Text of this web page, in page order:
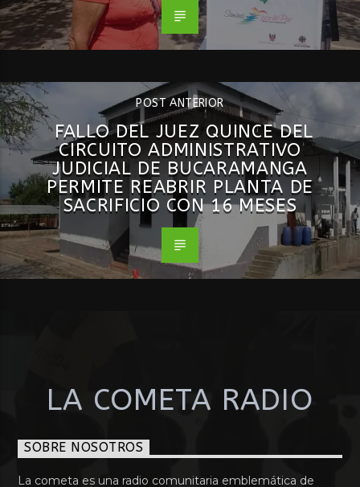
POST ANTERIOR
FALLO DEL JUEZ QUINCE DEL
CIRCUITO ADMINISTRATIVO
JUDICIAL DE BUCARAMANGA
PERMITE REABRIR PLANTA DE
SACRIFICIO CON 16 MESES
LA COMETA RADIO
SOBRE NOSOTROS
La cometa es una radio comunitaria emblemática de